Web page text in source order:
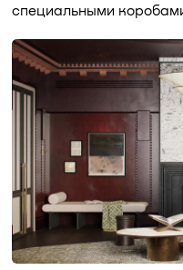
специальными